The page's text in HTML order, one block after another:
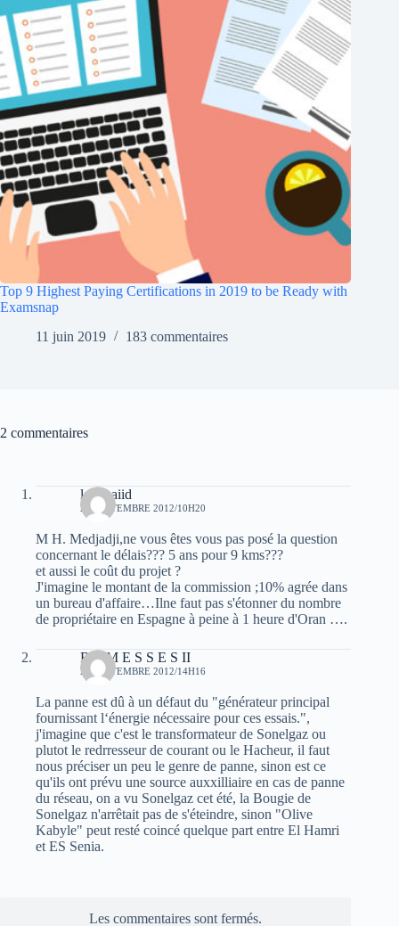
Top 9 Highest Paying Certifications in 2019 to be Ready with
Examsnap
11 juin 2019
183 commentaires
2 commentaires
laid baiid
23 SEPTEMBRE 2012/10H20
M H. Medjadji,ne vous êtes vous pas posé la question
concernant le délais??? 5 ans pour 9 kms???
et aussi le coût du projet ?
J'imagine le montant de la commission ;10% agrée dans
un bureau d'affaire…Ilne faut pas s'étonner du nombre
de propriétaire en Espagne à peine à 1 heure d'Oran ….
R A M E S S E S II
23 SEPTEMBRE 2012/14H16
La panne est dû à un défaut du "générateur principal
fournissant l‘énergie nécessaire pour ces essais.",
j'imagine que c'est le transformateur de Sonelgaz ou
plutot le redrresseur de courant ou le Hacheur, il faut
nous préciser un peu le genre de panne, sinon est ce
qu'ils ont prévu une source auxxilliaire en cas de panne
du réseau, on a vu Sonelgaz cet été, la Bougie de
Sonelgaz n'arrêtait pas de s'éteindre, sinon "Olive
Kabyle" peut resté coincé quelque part entre El Hamri
et ES Senia.
Les commentaires sont fermés.